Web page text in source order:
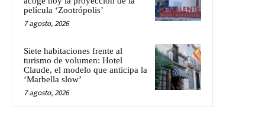
película ‘Zootrópolis’
7 agosto, 2026
Siete habitaciones frente al
turismo de volumen: Hotel
Claude, el modelo que anticipa la
‘Marbella slow’
7 agosto, 2026